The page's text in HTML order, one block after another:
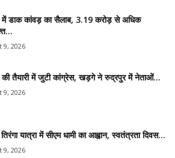
में डाक कांवड़ का सैलाब, 3.19 करोड़ से अधिक
9, 2026
तैयारी में जुटी कांग्रेस, खड़गे ने रुद्रपुर में नेताओं...
9, 2026
यात्रा में सीएम धामी का आह्वान, स्वतंत्रता दिवस...
9, 2026